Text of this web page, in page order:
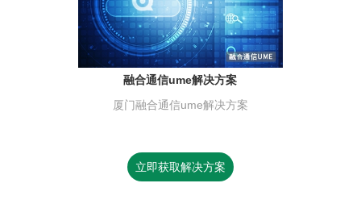
融合通信ume解决方案
厦门融合通信ume解决方案
立即获取解决方案